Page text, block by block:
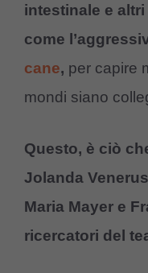
intestinale e
come
cane, per capire
mondi siano
Questo, è ciò
Jolanda
Maria Mayer e
ricercatori del